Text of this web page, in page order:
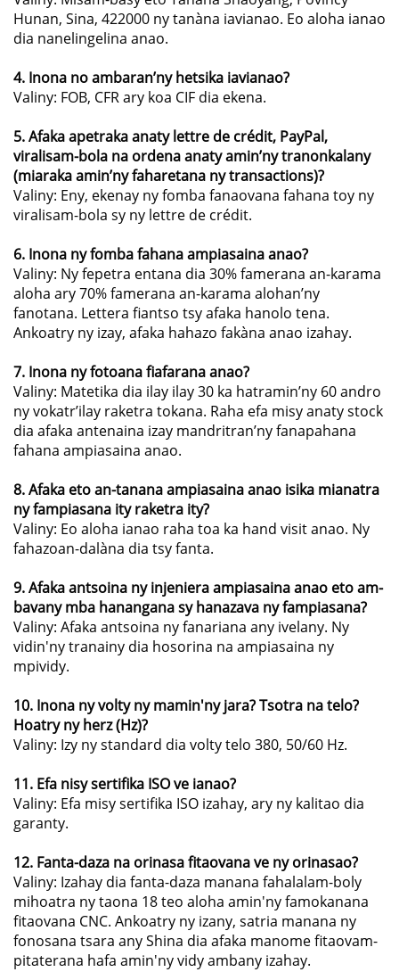
Hunan, Sina, 422000 ny tanàna iavianao. Eo aloha ianao
dia nanelingelina anao.
4. Inona no ambaran’ny hetsika iavianao?
Valiny: FOB, CFR ary koa CIF dia ekena.
5. Afaka apetraka anaty lettre de crédit, PayPal,
viralisam-bola na ordena anaty amin’ny tranonkalany
(miaraka amin’ny faharetana ny transactions)?
Valiny: Eny, ekenay ny fomba fanaovana fahana toy ny
viralisam-bola sy ny lettre de crédit.
6. Inona ny fomba fahana ampiasaina anao?
Valiny: Ny fepetra entana dia 30% famerana an-karama
aloha ary 70% famerana an-karama alohan’ny
fanotana. Lettera fiantso tsy afaka hanolo tena.
Ankoatry ny izay, afaka hahazo fakàna anao izahay.
7. Inona ny fotoana fiafarana anao?
Valiny: Matetika dia ilay ilay 30 ka hatramin’ny 60 andro
ny vokatr’ilay raketra tokana. Raha efa misy anaty stock
dia afaka antenaina izay mandritran’ny fanapahana
fahana ampiasaina anao.
8. Afaka eto an-tanana ampiasaina anao isika mianatra
ny fampiasana ity raketra ity?
Valiny: Eo aloha ianao raha toa ka hand visit anao. Ny
fahazoan-dalàna dia tsy fanta.
9. Afaka antsoina ny injeniera ampiasaina anao eto am-
bavany mba hanangana sy hanazava ny fampiasana?
Valiny: Afaka antsoina ny fanariana any ivelany. Ny
vidin'ny tranainy dia hosorina na ampiasaina ny
mpividy.
10. Inona ny volty ny mamin'ny jara? Tsotra na telo?
Hoatry ny herz (Hz)?
Valiny: Izy ny standard dia volty telo 380, 50/60 Hz.
11. Efa nisy sertifika ISO ve ianao?
Valiny: Efa misy sertifika ISO izahay, ary ny kalitao dia
garanty.
12. Fanta-daza na orinasa fitaovana ve ny orinasao?
Valiny: Izahay dia fanta-daza manana fahalalam-boly
mihoatra ny taona 18 teo aloha amin'ny famokanana
fitaovana CNC. Ankoatry ny izany, satria manana ny
fonosana tsara any Shina dia afaka manome fitaovam-
pitaterana hafa amin'ny vidy ambany izahay.